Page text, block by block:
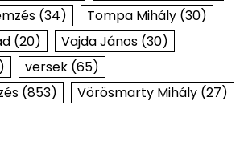
(34) Tompa Mihály(30)
(20) Vajda János(30)
versek(65)
(853) Vörösmarty Mihály(27)